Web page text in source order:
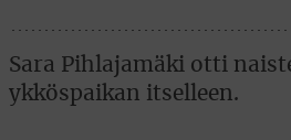
Sara Pihlajamäki otti
ykköspaikan itselleen.